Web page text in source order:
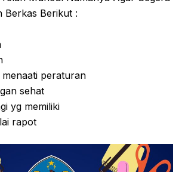
Berkas Berikut :
menaati peraturan
sehat
yg memiliki
rapot